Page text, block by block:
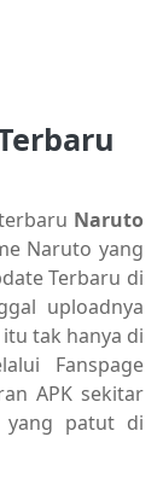
Naruto
Naruto yang
Terbaru di
uploadnya
tak hanya di
Fanspage
APK sekitar
yang patut di